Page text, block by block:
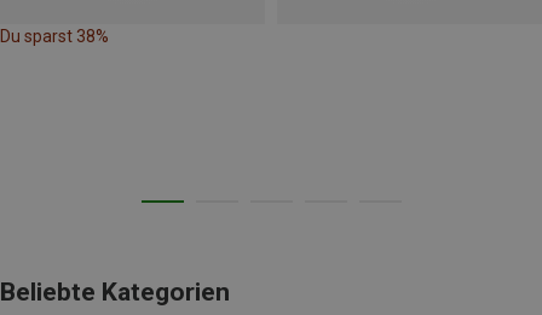
Du sparst 38%
Beliebte Kategorien